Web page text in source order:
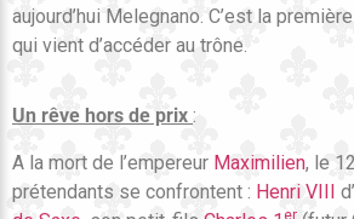
aujourd’hui Melegnano. C’est la
qui vient d’accéder au trône.
Un rêve hors de prix :
A la mort de l’empereur Maximilien, le
prétendants se confrontent : Henri VIII
er